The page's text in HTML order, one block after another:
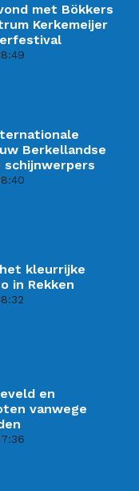
met Bökkers
Kerkemeijer
Berkellandse
schijnwerpers
kleurrijke
in Rekken
en
vanwege